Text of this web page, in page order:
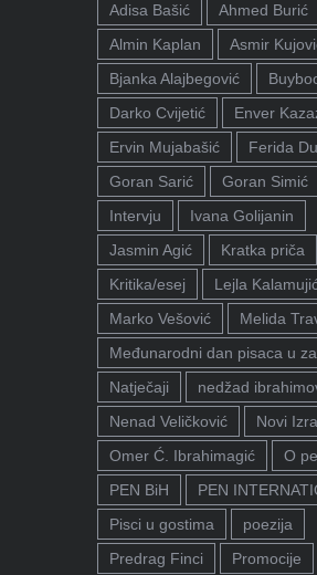
Adisa Bašić
Ahmed Burić
Almin Kaplan
Asmir
Bjanka Alajbegović
Darko Cvijetić
Enver
Ervin Mujabašić
Ferida
Goran Sarić
Goran Simić
Intervju
Ivana Golijanin
Jasmin Agić
Kratka priča
Kritika/esej
Lejla
Marko Vešović
Melida
Međunarodni dan pisaca u
Natječaji
nedžad
Nenad Veličković
Novi
Omer Ć. Ibrahimagić
O
PEN BiH
PEN
Pisci u gostima
poezija
Predrag Finci
Promocije